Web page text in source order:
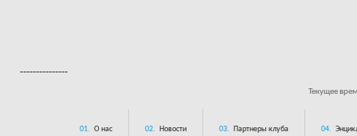
---------------
Текущее
01. О нас 02. Новости 03. Партнеры клуба 04.